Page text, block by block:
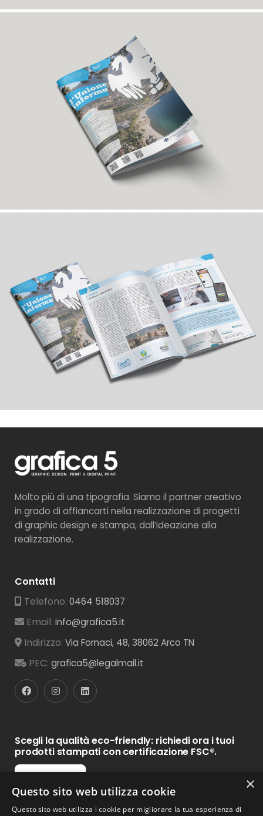
Molto più di una tipografia. Siamo il partner creativo
in grado di affiancarti nella realizzazione di progetti
di graphic design e stampa, dall’ideazione alla
realizzazione.
Contatti
Telefono: 0464 518037
Email: info@grafica5.it
Indirizzo: Via Fornaci, 48, 38062 Arco TN
PEC: grafica5@legalmail.it
Scegli la qualità eco-friendly: richiedi ora i tuoi
prodotti stampati con certificazione FSC®.
×
Questo sito web utilizza cookie
Questo sito web utilizza i cookie per migliorare la tua esperienza di